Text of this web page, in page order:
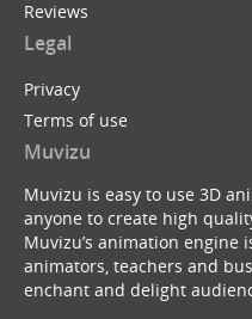
Reviews
Legal
Privacy
Terms of use
Muvizu
Muvizu is easy to use 3D
anyone to create high
Muvizu’s animation engine
animators, teachers and
enchant and delight